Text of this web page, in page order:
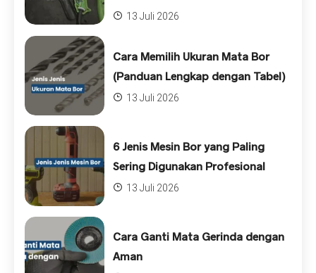
13 Juli 2026
Cara Memilih Ukuran Mata Bor
(Panduan Lengkap dengan Tabel)
13 Juli 2026
6 Jenis Mesin Bor yang Paling
Sering Digunakan Profesional
13 Juli 2026
Cara Ganti Mata Gerinda dengan
Aman